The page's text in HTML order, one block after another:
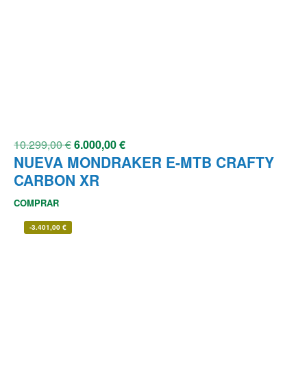
10.299,00€6.000,00€
NUEVA MONDRAKER E-MTB CRAFTY
CARBON XR
COMPRAR
-3.401,00 €